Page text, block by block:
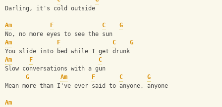
Darling, it's cold outside
Am F C
G
No, no more eyes to see the sun
Am
F C
G
You slide into bed while I get drunk
Am
F
C
Slow conversations with a gun
G
Am F C
G
Mean more than I've ever said to anyone, anyone
Am